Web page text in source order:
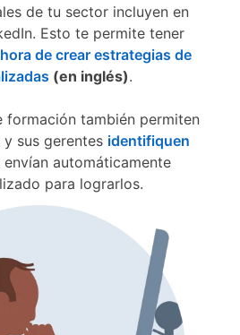
de tu sector incluyen en
Esto te permite tener
de crear estrategias de
opens in a new tab
(en inglés).
formación también permiten
sus gerentes identifiquen
envían automáticamente
para lograrlos.